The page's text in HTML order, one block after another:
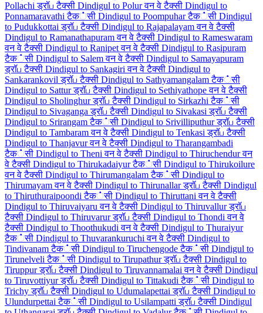
Pollachi ड्रॉப टैक्सी Dindigul to Polur वन वे टैक्सी Dindigul to
Ponnamaravathi टैक்सी Dindigul to Poompuhar टैक்सी Dindigul
to Pudukkottai ड्रॉப टैक्सी Dindigul to Rajapalayam वन वे टैक्सी
Dindigul to Ramanathapuram वन वे टैक्सी Dindigul to Rameswaram
वन वे टैक्सी Dindigul to Ranipet वन वे टैक्सी Dindigul to Rasipuram
टैक்सी Dindigul to Salem वन वे टैक्सी Dindigul to Samayapuram
ड्रॉப टैक्सी Dindigul to Sankagiri वन वे टैक्सी Dindigul to
Sankarankovil ड्रॉப टैक्सी Dindigul to Sathyamangalam टैक்सी
Dindigul to Sattur ड्रॉப टैक्सी Dindigul to Sethiyathope वन वे टैक्सी
Dindigul to Sholinghur ड्रॉப टैक्सी Dindigul to Sirkazhi टैक்सी
Dindigul to Sivaganga ड्रॉப टैक्सी Dindigul to Sivakasi ड्रॉப टैक्सी
Dindigul to Srirangam टैक்सी Dindigul to Srivilliputhur ड्रॉப टैक्सी
Dindigul to Tambaram वन वे टैक्सी Dindigul to Tenkasi ड्रॉப टैक्सी
Dindigul to Thanjavur वन वे टैक्सी Dindigul to Tharangambadi
टैक்सी Dindigul to Theni वन वे टैक्सी Dindigul to Thiruchendur वन
वे टैक्सी Dindigul to Thirukadaiyur टैक்सी Dindigul to Thirukoilure
वन वे टैक्सी Dindigul to Thirumangalam टैक்सी Dindigul to
Thirumayam वन वे टैक्सी Dindigul to Thirunallar ड्रॉப टैक्सी Dindigul
to Thiruthuraipoondi टैक்सी Dindigul to Thiruttani वन वे टैक्सी
Dindigul to Thiruvaiyaru वन वे टैक्सी Dindigul to Thiruvallur ड्रॉப
टैक्सी Dindigul to Thiruvarur ड्रॉப टैक्सी Dindigul to Thondi वन वे
टैक्सी Dindigul to Thoothukudi वन वे टैक्सी Dindigul to Thuraiyur
टैक்सी Dindigul to Thuvarankuruchi वन वे टैक्सी Dindigul to
Tindivanam टैक்सी Dindigul to Tiruchengode टैक்सी Dindigul to
Tirunelveli टैक்सी Dindigul to Tirupathur ड्रॉப टैक्सी Dindigul to
Tiruppur ड्रॉப टैक्सी Dindigul to Tiruvannamalai वन वे टैक्सी Dindigul
to Tiruvottiyur ड्रॉப टैक्सी Dindigul to Tittakudi टैक்सी Dindigul to
Trichy ड्रॉப टैक्सी Dindigul to Udumalapettai ड्रॉப टैक्सी Dindigul to
Ulundurpettai टैक்सी Dindigul to Usilampatti ड्रॉப टैक्सी Dindigul